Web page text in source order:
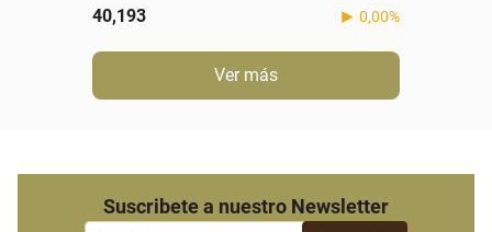
40,193 0,00%
Ver más
Suscribete a nuestro Newsletter